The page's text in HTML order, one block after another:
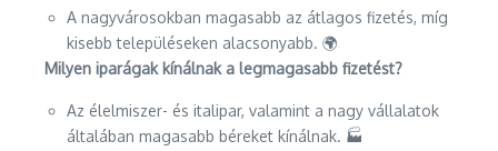
A nagyvárosokban magasabb az átlagos fizetés, míg
kisebb településeken alacsonyabb. 🌍
Milyen iparágak kínálnak a legmagasabb fizetést?
Az élelmiszer- és italipar, valamint a nagy vállalatok
általában magasabb béreket kínálnak. 🏭